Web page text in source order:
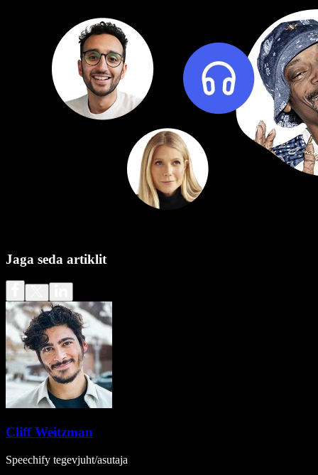
Jaga seda artiklit
Cliff Weitzman
Speechify tegevjuht/asutaja